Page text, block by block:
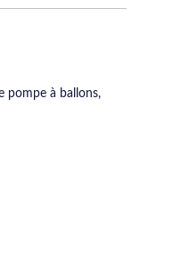
pompe à ballons,